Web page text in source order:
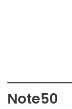
Note50